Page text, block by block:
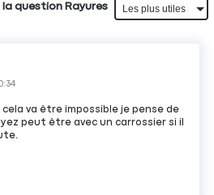
question Rayures
va être impossible je pense de
peut être avec un carrossier si il